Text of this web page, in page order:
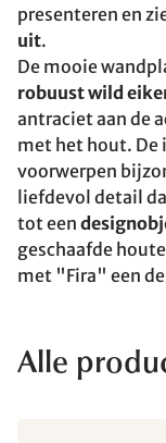
presenteren en
uit.
De mooie
robuust wild
antraciet aan de
met het hout. De
voorwerpen
liefdevol detail
tot een
geschaafde
met "Fira" een
Alle